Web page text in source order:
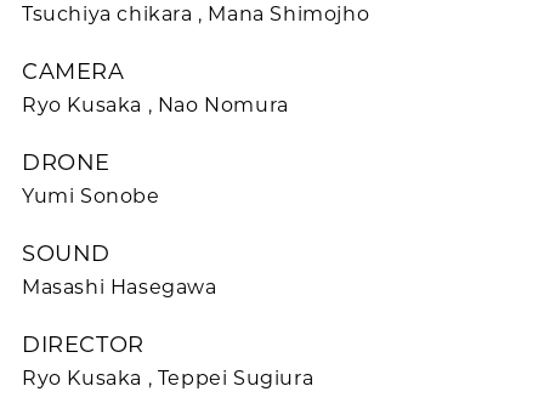
Tsuchiya chikara , Mana Shimojho
CAMERA
Ryo Kusaka , Nao Nomura
DRONE
Yumi Sonobe
SOUND
Masashi Hasegawa
DIRECTOR
Ryo Kusaka , Teppei Sugiura